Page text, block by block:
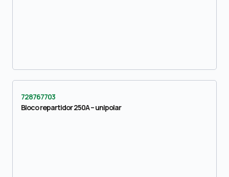
728767703
Bloco repartidor 250A – unipolar